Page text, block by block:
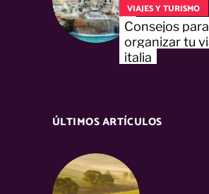
VIAJES Y TURISMO
Consejos para
organizar tu
italia
ÚLTIMOS ARTÍCULOS